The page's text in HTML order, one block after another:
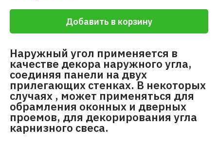
Добавить в корзину
Наружный угол применяется в
качестве декора наружного угла,
соединяя панели на двух
прилегающих стенках. В некоторых
случаях , может применяться для
обрамления оконных и дверных
проемов, для декорирования угла
карнизного свеса.